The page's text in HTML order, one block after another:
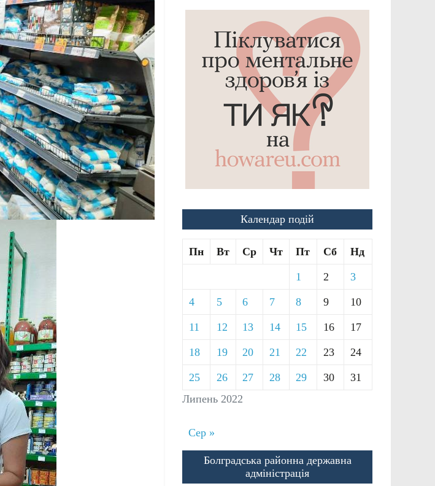
Календар подій
Липень 2022
Пн Вт Ср Чт Пт Сб Нд
1 2 3
4 5 6 7 8 9 10
11 12 13 14 15 16 17
18 19 20 21 22 23 24
25 26 27 28 29 30 31
Сер »
Болградська районна державна
адміністрація